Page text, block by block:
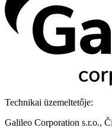
Technikai üzemeltetője:
Galileo Corporation s.r.o.,